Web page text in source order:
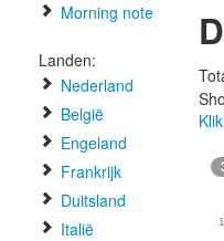
Morning note
Landen:
Nederland
België
Engeland
Frankrijk
Duitsland
Italië